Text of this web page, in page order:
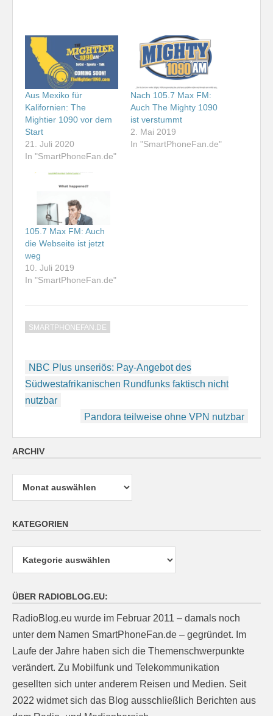
Aus Mexiko für
Kalifornien: The
Mightier 1090 vor dem
Start
21. Juli 2020
In "SmartPhoneFan.de"
Nach 105.7 Max FM:
Auch The Mighty 1090
ist verstummt
2. Mai 2019
In "SmartPhoneFan.de"
105.7 Max FM: Auch
die Webseite ist jetzt
weg
10. Juli 2019
In "SmartPhoneFan.de"
SMARTPHONEFAN.DE
Beitragsnavigation
NBC Plus unseriös: Pay-Angebot des
Südwestafrikanischen Rundfunks faktisch nicht
nutzbar
Pandora teilweise ohne VPN nutzbar
ARCHIV
Archiv
KATEGORIEN
ÜBER RADIOBLOG.EU:
RadioBlog.eu wurde im Februar 2011 – damals noch
unter dem Namen SmartPhoneFan.de – gegründet. Im
Laufe der Jahre haben sich die Themenschwerpunkte
verändert. Zu Mobilfunk und Telekommunikation
gesellten sich unter anderem Reisen und Medien. Seit
2022 widmet sich das Blog ausschließlich Berichten aus